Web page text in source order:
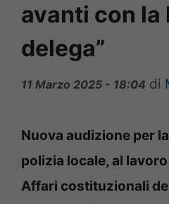
avanti con la
delega”
11 Marzo 2025 - 18:04 di
Nuova audizione per
polizia locale, al
Affari costituzionali